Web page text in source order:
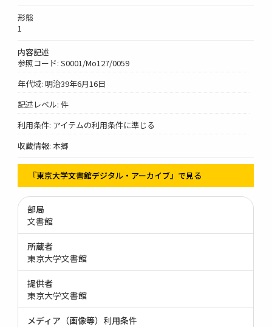
形態
1
内容記述
参照コード: S0001/Mo127/0059
年代域: 明治39年6月16日
記述レベル: 件
利用条件: アイテムの利用条件に準じる
収蔵情報: 本郷
『東京大学文書館デジタル・アーカイブ』で見る
部局
文書館
所蔵者
東京大学文書館
提供者
東京大学文書館
メディア（画像等）利用条件